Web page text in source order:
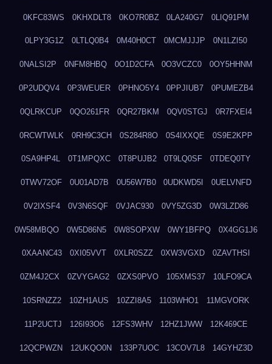
0KFC83WS 0KHXDLT8 0KO7R0BZ 0LA240G7 0LIQ91PM
0LPY3G1Z 0LTLQ0B4 0M40H0CT 0MCMJJJP 0N1LZI50
0NALSI2P 0NFM8HBQ 0O1D2CFA 0O3VCZC0 0OY5HHNM
0P2UDQV4 0P3WEUER 0PHNO5Y4 0PPJIUB7 0PUMEZB4
0QLRKCUP 0QO261FR 0QR27BKM 0QV0STGJ 0R7FXEI4
0RCWTWLK 0RH9C3CH 0S284R8O 0S4IXXQE 0S9E2KPP
0SA9HP4L 0T1MPQXC 0T8PUJB2 0T9LQ0SF 0TDEQ0TY
0TWV72OF 0U01AD7B 0U56W7B0 0UDKWD5I 0UELVNFD
0V2IXSF4 0V3N6SQF 0VJAC930 0VY5ZG3D 0W3LZD86
0W58MBQO 0W5D86N5 0W8SOPXW 0WY1BFPQ 0X4GG1J6
0XAANC43 0XI05VVT 0XLR0SZZ 0XW3VGXD 0ZAVTHSI
0ZM4J2CX 0ZVYGAG2 0ZXS0PVO 105XMS37 10LFO9CA
10SRNZZ2 10ZH1AUS 10ZZI8A5 1103WHO1 11MGVORK
11P2UCTJ 126I93O6 12FS3WHV 12HZ1JWW 12K469CE
12QCPWZN 12UKQO0N 133P7UOC 13COV7L8 14GYHZ3D